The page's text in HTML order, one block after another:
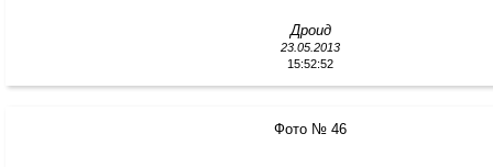
Дроид
23.05.2013
15:52:52
Фото № 46